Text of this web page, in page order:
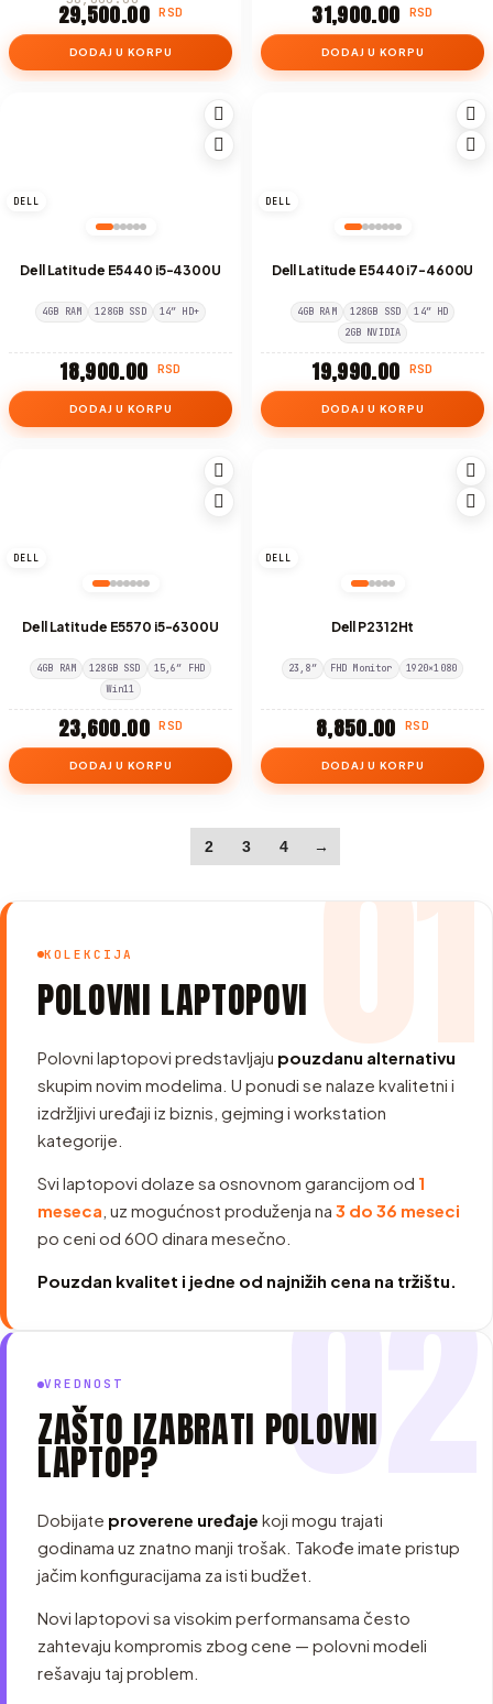
29,500.00 RSD
DODAJ U KORPU
31,900.00 RSD
DODAJ U KORPU
DELL
Dell Latitude E5440 i5-4300U
4GB RAM 128GB SSD 14″ HD+
18,900.00 RSD
DODAJ U KORPU
DELL
Dell Latitude E5440 i7-4600U
4GB RAM 128GB SSD
14″ HD
2GB NVIDIA
19,990.00 RSD
DODAJ U KORPU
DELL
Dell Latitude E5570 i5-6300U
4GB RAM 128GB SSD
15,6″ FHD
Win11
23,600.00 RSD
DODAJ U KORPU
DELL
Dell P2312Ht
23,8″ FHD Monitor 1920×1080
8,850.00 RSD
DODAJ U KORPU
2 3 4 →01
KOLEKCIJA
POLOVNI LAPTOPOVI
Polovni laptopovi predstavljaju pouzdanu alternativu
skupim novim modelima. U ponudi se nalaze kvalitetni i
izdržljivi uređaji iz biznis, gejming i workstation
kategorije.
Svi laptopovi dolaze sa osnovnom garancijom od 1
meseca , uz mogućnost produženja na 3 do 36 meseci
po ceni od 600 dinara mesečno.
Pouzdan kvalitet i jedne od najnižih cena na tržištu.
02
VREDNOST
ZAŠTO IZABRATI POLOVNI
LAPTOP?
Dobijate proverene uređaje koji mogu trajati
godinama uz znatno manji trošak. Takođe imate pristup
jačim konfiguracijama za isti budžet.
Novi laptopovi sa visokim performansama često
zahtevaju kompromis zbog cene — polovni modeli
rešavaju taj problem.